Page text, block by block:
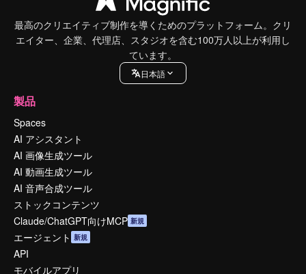
最高のクリエイティブ制作を導くためのプラットフォーム。クリ
エイター、企業、代理店、スタジオを含む100万人以上が利用し
ています。
日本語
製品
Spaces
AI アシスタント
AI 画像生成ツール
AI 動画生成ツール
AI 音声合成ツール
ストックコンテンツ
Claude/ChatGPT向けMCP 新規
エージェント 新規
API
モバイルアプリ